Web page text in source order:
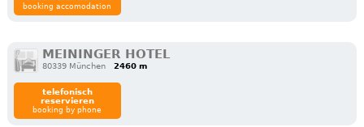
booking accomodation
MEININGER HOTEL
80339 München 2460 m
telefonisch
reservieren
booking by phone